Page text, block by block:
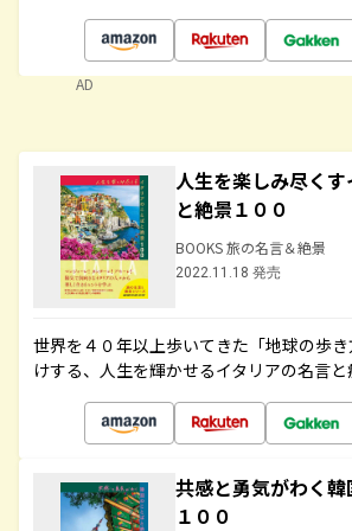
AD
人生を楽しみ尽く
と絶景１００
BOOKS 旅の名言＆絶景
2022.11.18 発売
世界を４０年以上歩いてきた「地球の歩
けする、人生を輝かせるイタリアの名言
共感と勇気がわく
１００